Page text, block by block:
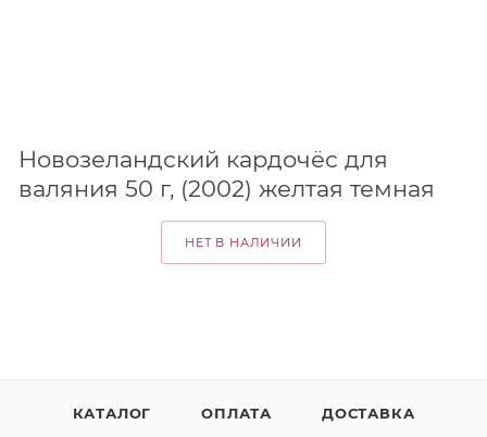
Новозеландский кардочёс для
валяния 50 г, (2002) желтая темная
НЕТ В НАЛИЧИИ
КАТАЛОГ ОПЛАТА ДОСТАВКА